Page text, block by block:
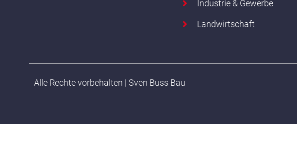
Industrie & Gewerbe
Landwirtschaft
Alle Rechte vorbehalten | Sven Buss Bau